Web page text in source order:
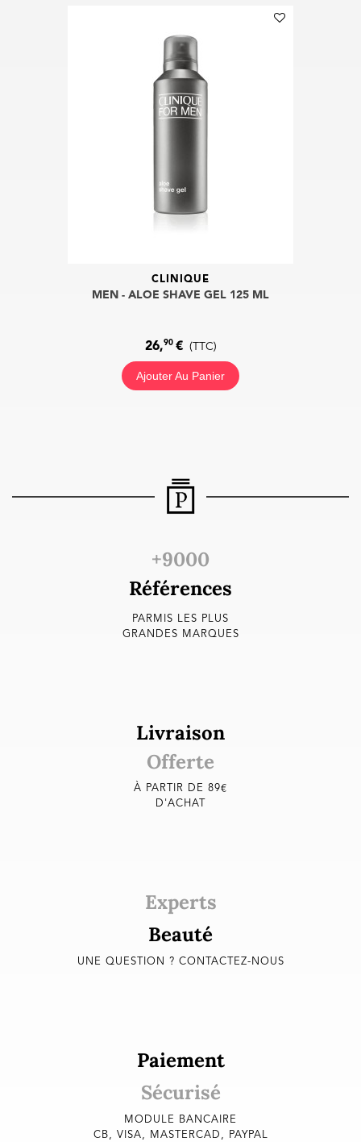
CLINIQUE
MEN - ALOE SHAVE GEL 125 ML
26,90 € (TTC)
Ajouter Au Panier
+9000
Références
PARMIS LES PLUS
GRANDES MARQUES
Livraison
Offerte
À PARTIR DE 89€
D'ACHAT
Experts
Beauté
UNE QUESTION ? CONTACTEZ-NOUS
Paiement
Sécurisé
MODULE BANCAIRE
CB, VISA, MASTERCAD, PAYPAL